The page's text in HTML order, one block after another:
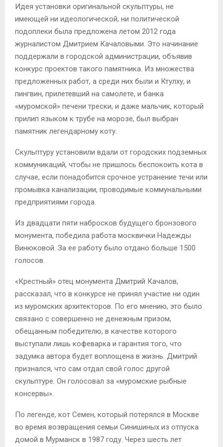
Идея установки оригинальной скульптуры, не
имеющей ни идеологической, ни политической
подоплеки была предложена летом 2012 года
журналистом Дмитрием Качаловыми. Это начинание
поддержали в городской администрации, объявив
конкурс проектов такого памятника. Из множества
предложенных работ, а среди них были и Ктулху, и
пингвин, прилетевший на самолете, и банка
«муромской» печени трески, и даже мальчик, который
прилип языком к трубе на морозе, был выбран
памятник легендарному коту.
Скульптуру установили вдали от городских подземных
коммуникаций, чтобы не пришлось беспокоить кота в
случае, если понадобится срочное устранение течи или
промывка канализации, проводимые коммунальными
предприятиями города.
Из двадцати пяти набросков будущего бронзового
монумента, победила работа москвички Надежды
Винюковой. За ее работу было отдано больше 1500
голосов.
«Крестный» отец монумента Дмитрий Качалов,
рассказал, что в конкурсе не принял участие ни один
из муромских архитекторов. По его мнению, это было
связано с совершенно не денежным призом,
обещанным победителю, в качестве которого
выступали лишь кофеварка и гарантия того, что
задумка автора будет воплощена в жизнь. Дмитрий
признался, что сам отдал свой голос другой
скульптуре. Он голосовал за «муромские рыбные
консервы».
По легенде, кот Семен, который потерялся в Москве
во время возвращения семьи Синишиных из отпуска
домой в Мурманск в 1987 году. Через шесть лет